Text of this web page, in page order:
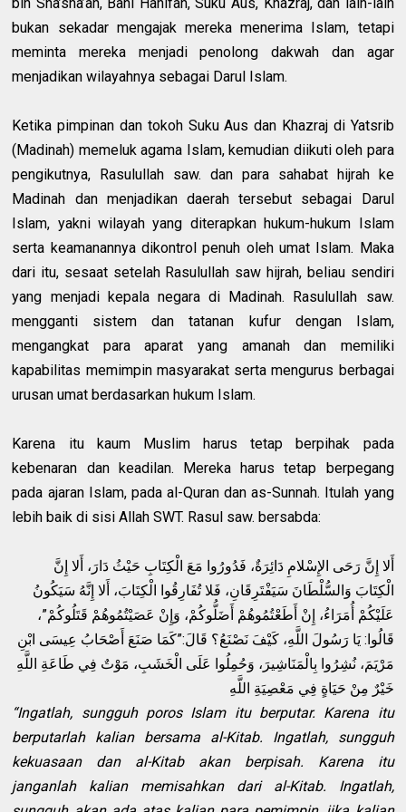
bukan sekadar mengajak mereka menerima Islam, tetapi
meminta mereka menjadi penolong dakwah dan agar
menjadikan wilayahnya sebagai Darul Islam.
Ketika pimpinan dan tokoh Suku Aus dan Khazraj di Yatsrib
(Madinah) memeluk agama Islam, kemudian diikuti oleh para
pengikutnya, Rasulullah saw. dan para sahabat hijrah ke
Madinah dan menjadikan daerah tersebut sebagai Darul
Islam, yakni wilayah yang diterapkan hukum-hukum Islam
serta keamanannya dikontrol penuh oleh umat Islam. Maka
dari itu, sesaat setelah Rasulullah saw hijrah, beliau sendiri
yang menjadi kepala negara di Madinah. Rasulullah saw.
mengganti sistem dan tatanan kufur dengan Islam,
mengangkat para aparat yang amanah dan memiliki
kapabilitas memimpin masyarakat serta mengurus berbagai
urusan umat berdasarkan hukum Islam.
Karena itu kaum Muslim harus tetap berpihak pada
kebenaran dan keadilan. Mereka harus tetap berpegang
pada ajaran Islam, pada al-Quran dan as-Sunnah. Itulah yang
lebih baik di sisi Allah SWT. Rasul saw. bersabda:
أَلا إِنَّ رَحَى الإِسْلامِ دَائِرَةٌ، فَدُورُوا مَعَ الْكِتَابِ حَيْثُ دَارَ، أَلا إِنَّ
الْكِتَابَ وَالسُّلْطَانَ سَيَفْتَرِقَانِ، فَلا تُفَارِقُوا الْكِتَابَ، أَلا إِنَّهُ سَيَكُونُ
عَلَيْكُمْ أُمَرَاءُ، إِنْ أَطَعْتُمُوهُمْ أَضَلُّوكُمْ، وَإِنْ عَصَيْتُمُوهُمْ قَتَلُوكُمْ”،
قَالُوا: يَا رَسُولَ اللَّهِ، كَيْفَ نَصْنَعُ؟ قَالَ:”كَمَا صَنَعَ أَصْحَابُ عِيسَى ابْنِ
مَرْيَمَ، نُشِرُوا بِالْمَنَاشِيرَ، وَحُمِلُوا عَلَى الْخَشَبِ، مَوْتٌ فِي طَاعَةِ اللَّهِ
خَيْرٌ مِنْ حَيَاةٍ فِي مَعْصِيَةِ اللَّهِ
“Ingatlah, sungguh poros Islam itu berputar. Karena itu
berputarlah kalian bersama al-Kitab. Ingatlah, sungguh
kekuasaan dan al-Kitab akan berpisah. Karena itu
janganlah kalian memisahkan dari al-Kitab. Ingatlah,